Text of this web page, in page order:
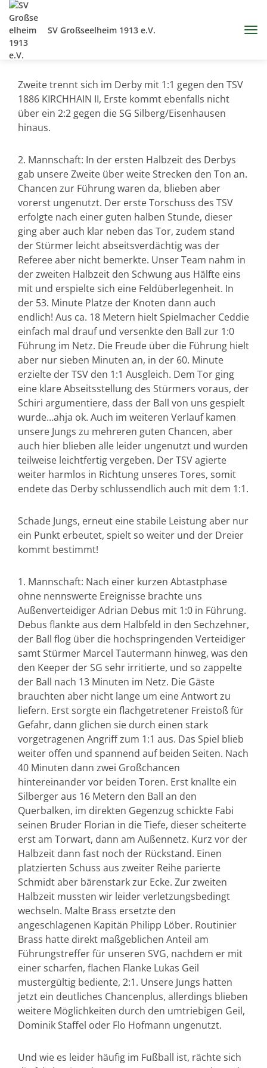
SV Großseelheim 1913 e.V.
Zweite trennt sich im Derby mit 1:1 gegen den TSV
1886 KIRCHHAIN II, Erste kommt ebenfalls nicht
über ein 2:2 gegen die SG Silberg/Eisenhausen
hinaus.
2. Mannschaft: In der ersten Halbzeit des Derbys
gab unsere Zweite über weite Strecken den Ton an.
Chancen zur Führung waren da, blieben aber
vorerst ungenutzt. Der erste Torschuss des TSV
erfolgte nach einer guten halben Stunde, dieser
ging aber auch klar neben das Tor, zudem stand
der Stürmer leicht abseitsverdächtig was der
Referee aber nicht bemerkte. Unser Team nahm in
der zweiten Halbzeit den Schwung aus Hälfte eins
mit und erspielte sich eine Feldüberlegenheit. In
der 53. Minute Platze der Knoten dann auch
endlich! Aus ca. 18 Metern hielt Spielmacher Ceddie
einfach mal drauf und versenkte den Ball zur 1:0
Führung im Netz. Die Freude über die Führung hielt
aber nur sieben Minuten an, in der 60. Minute
erzielte der TSV den 1:1 Ausgleich. Dem Tor ging
eine klare Abseitsstellung des Stürmers voraus, der
Schiri argumentiere, dass der Ball von uns gespielt
wurde…ahja ok. Auch im weiteren Verlauf kamen
unsere Jungs zu mehreren guten Chancen, aber
auch hier blieben alle leider ungenutzt und wurden
teilweise leichtfertig vergeben. Der TSV agierte
weiter harmlos in Richtung unseres Tores, somit
endete das Derby schlussendlich auch mit dem 1:1.
Schade Jungs, erneut eine stabile Leistung aber nur
ein Punkt erbeutet, spielt so weiter und der Dreier
kommt bestimmt!
1. Mannschaft: Nach einer kurzen Abtastphase
ohne nennswerte Ereignisse brachte uns
Außenverteidiger Adrian Debus mit 1:0 in Führung.
Debus flankte aus dem Halbfeld in den Sechzehner,
der Ball flog über die hochspringenden Verteidiger
samt Stürmer Marcel Tautermann hinweg, was den
den Keeper der SG sehr irritierte, und so zappelte
der Ball nach 13 Minuten im Netz. Die Gäste
brauchten aber nicht lange um eine Antwort zu
liefern. Erst sorgte ein flachgetretener Freistoß für
Gefahr, dann glichen sie durch einen stark
vorgetragenen Angriff zum 1:1 aus. Das Spiel blieb
weiter offen und spannend auf beiden Seiten. Nach
40 Minuten dann zwei Großchancen
hintereinander vor beiden Toren. Erst knallte ein
Silberger aus 16 Metern den Ball an den
Querbalken, im direkten Gegenzug schickte Fabi
seinen Bruder Florian in die Tiefe, dieser scheiterte
erst am Torwart, dann am Außennetz. Kurz vor der
Halbzeit dann fast noch der Rückstand. Einen
platzierten Schuss aus zweiter Reihe parierte
Schmidt aber bärenstark zur Ecke. Zur zweiten
Halbzeit mussten wir leider verletzungsbedingt
wechseln. Malte Brass ersetzte den
angeschlagenen Kapitän Philipp Löber. Routinier
Brass hatte direkt maßgeblichen Anteil am
Führungstreffer für unseren SVG, nachdem er mit
einer scharfen, flachen Flanke Lukas Geil
mustergültig bediente, 2:1. Unsere Jungs hatten
jetzt ein deutliches Chancenplus, allerdings blieben
weitere Möglichkeiten durch den umtriebigen Geil,
Dominik Staffel oder Flo Hofmann ungenutzt.
Und wie es leider häufig im Fußball ist, rächte sich